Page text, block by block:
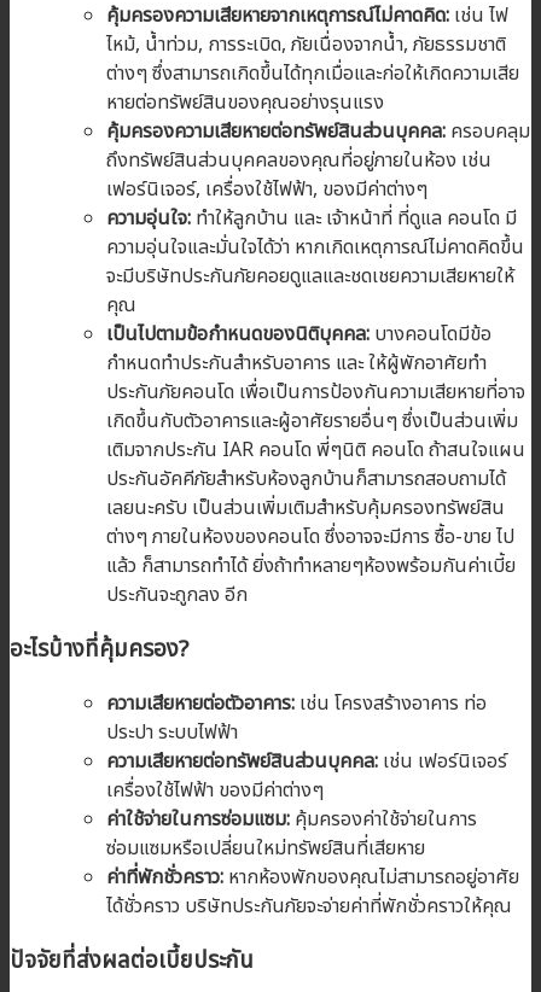
คุ้มครองความเสียหายจากเหตุการณ์ไม่คาดคิด: เช่น ไฟ
ไหม้, น้ำท่วม, การระเบิด, ภัยเนื่องจากน้ำ, ภัยธรรมชาติ
ต่างๆ ซึ่งสามารถเกิดขึ้นได้ทุกเมื่อและก่อให้เกิดความเสีย
หายต่อทรัพย์สินของคุณอย่างรุนแรง
คุ้มครองความเสียหายต่อทรัพย์สินส่วนบุคคล: ครอบคลุม
ถึงทรัพย์สินส่วนบุคคลของคุณที่อยู่ภายในห้อง เช่น
เฟอร์นิเจอร์, เครื่องใช้ไฟฟ้า, ของมีค่าต่างๆ
ความอุ่นใจ: ทำให้ลูกบ้าน และ เจ้าหน้าที่ ที่ดูแล คอนโด มี
ความอุ่นใจและมั่นใจได้ว่า หากเกิดเหตุการณ์ไม่คาดคิดขึ้น
จะมีบริษัทประกันภัยคอยดูแลและชดเชยความเสียหายให้
คุณ
เป็นไปตามข้อกำหนดของนิติบุคคล: บางคอนโดมีข้อ
กำหนดทำประกันสำหรับอาคาร และ ให้ผู้พักอาศัยทำ
ประกันภัยคอนโด เพื่อเป็นการป้องกันความเสียหายที่อาจ
เกิดขึ้นกับตัวอาคารและผู้อาศัยรายอื่นๆ ซึ่งเป็นส่วนเพิ่ม
เติมจากประกัน IAR คอนโด พี่ๆนิติ คอนโด ถ้าสนใจแผน
ประกันอัคคีภัยสำหรับห้องลูกบ้านก็สามารถสอบถามได้
เลยนะครับ เป็นส่วนเพิ่มเติมสำหรับคุ้มครองทรัพย์สิน
ต่างๆ ภายในห้องของคอนโด ซึ่งอาจจะมีการ ซื้อ-ขาย ไป
แล้ว ก็สามารถทำได้ ยิ่งถ้าทำหลายๆห้องพร้อมกันค่าเบี้ย
ประกันจะถูกลง อีก
อะไรบ้างที่คุ้มครอง?
ความเสียหายต่อตัวอาคาร: เช่น โครงสร้างอาคาร ท่อ
ประปา ระบบไฟฟ้า
ความเสียหายต่อทรัพย์สินส่วนบุคคล: เช่น เฟอร์นิเจอร์
เครื่องใช้ไฟฟ้า ของมีค่าต่างๆ
ค่าใช้จ่ายในการซ่อมแซม: คุ้มครองค่าใช้จ่ายในการ
ซ่อมแซมหรือเปลี่ยนใหม่ทรัพย์สินที่เสียหาย
ค่าที่พักชั่วคราว: หากห้องพักของคุณไม่สามารถอยู่อาศัย
ได้ชั่วคราว บริษัทประกันภัยจะจ่ายค่าที่พักชั่วคราวให้คุณ
ปัจจัยที่ส่งผลต่อเบี้ยประกัน